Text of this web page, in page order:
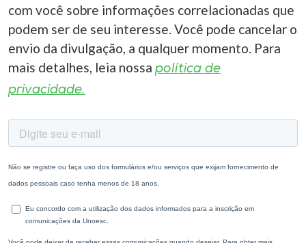
com você sobre informações correlacionadas que
podem ser de seu interesse. Você pode cancelar o
envio da divulgação, a qualquer momento. Para
mais detalhes, leia nossa política de
privacidade.